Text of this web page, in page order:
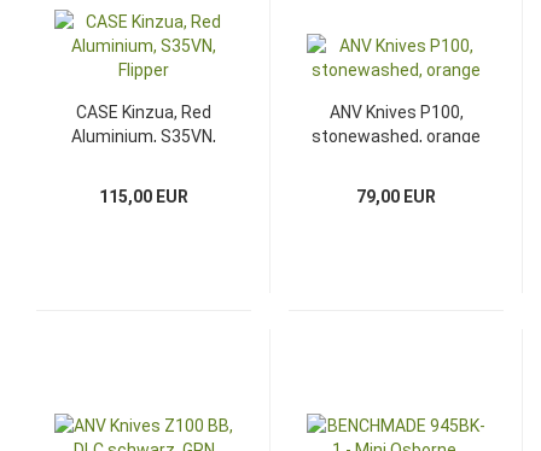
CASE Kinzua, Red
Aluminium, S35VN,
115,00 EUR
ANV Knives P100,
stonewashed, orange
79,00 EUR